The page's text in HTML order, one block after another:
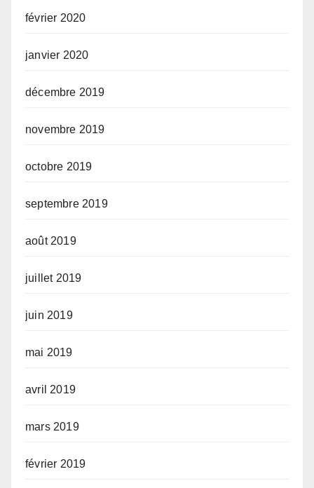
février 2020
janvier 2020
décembre 2019
novembre 2019
octobre 2019
septembre 2019
août 2019
juillet 2019
juin 2019
mai 2019
avril 2019
mars 2019
février 2019